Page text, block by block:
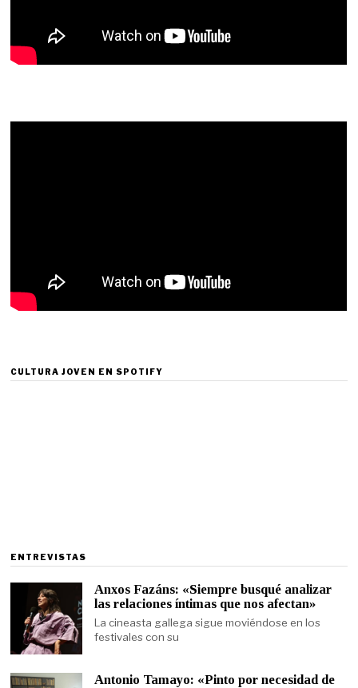
CULTURA JOVEN EN SPOTIFY
ENTREVISTAS
Anxos Fazáns: «Siempre busqué analizar
las relaciones íntimas que nos afectan»
La cineasta gallega sigue moviéndose en los
festivales con su
Antonio Tamayo: «Pinto por necesidad de